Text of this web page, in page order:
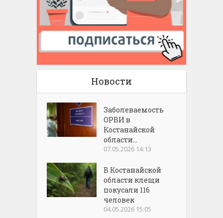
Новости
Заболеваемость
ОРВИ в
Костанайской
области...
07.05.2026 14:13
В Костанайской
области клещи
покусали 116
человек
04.05.2026 15:05